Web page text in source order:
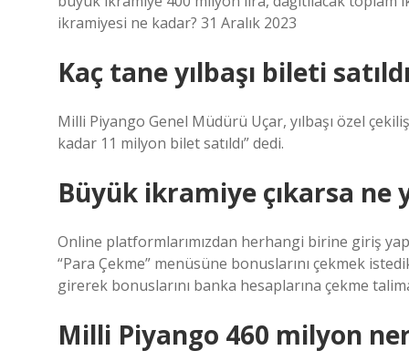
ikramiyesi ne kadar? 31 Aralık 2023
Kaç tane yılbaşı bileti
Milli Piyango Genel Müdürü Uçar, yılbaşı özel
kadar 11 milyon bilet satıldı” dedi.
Büyük ikramiye çıkarsa ne
Online platformlarımızdan herhangi birine giriş
“Para Çekme” menüsüne bonuslarını çekmek
girerek bonuslarını banka hesaplarına çekme
Milli Piyango 460 milyon